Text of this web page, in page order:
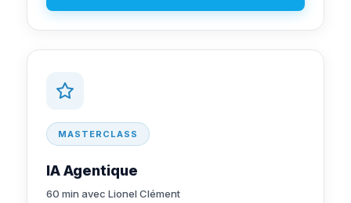
MASTERCLASS
IA Agentique
60 min avec Lionel Clément